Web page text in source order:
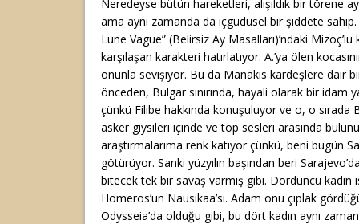
Neredeyse bütün hareketleri, alışıldık bir törene
ama aynı zamanda da içgüdüsel bir şiddete
Lune Vague” (Belirsiz Ay Masalları)’ndaki Mizoç’lu
karşılaşan karakteri hatırlatıyor. A.’ya ölen
onunla sevişiyor. Bu da Manakis kardeşlere dair
önceden, Bulgar sınırında, hayali olarak bir idam
çünkü Filibe hakkında konuşuluyor ve o, o sırada
asker giysileri içinde ve top sesleri arasında
araştırmalarıma renk katıyor çünkü, beni bugün
götürüyor. Sanki yüzyılın başından beri
bitecek tek bir savaş varmış gibi. Dördüncü kadın
Homeros’un Nausikaa’sı. Adam onu çıplak
Odysseia’da olduğu gibi, bu dört kadın aynı